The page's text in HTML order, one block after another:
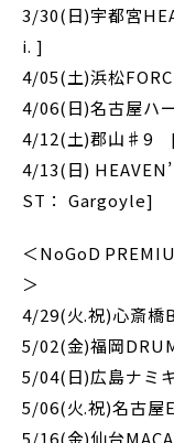
3/30(日)宇都宮
i. ]
4/05(土)浜松
4/06(日)名古屋ハ
4/12(土)郡山♯9
4/13(日)
ST： Gargoyle]
＜NoGoD
＞
4/29(火.祝)心斎橋
5/02(金)福岡
5/04(日)広島ナミ
5/06(火.祝)名古屋